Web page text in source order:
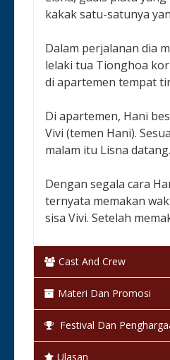
kakak satu-satunya
Dalam perjalanan dia
lelaki tua Tionghoa
di apartemen tempat
Di apartemen, Hani
Vivi (temen Hani).
malam itu Lisna datang.
Dengan segala cara
ternyata memakan
sisa Vivi. Setelah
Klasifikasi:
Bahasa:Bahasa
Warna:
Cast And Crew
Materi Dan Promosi
Festival Dan
Ulasan